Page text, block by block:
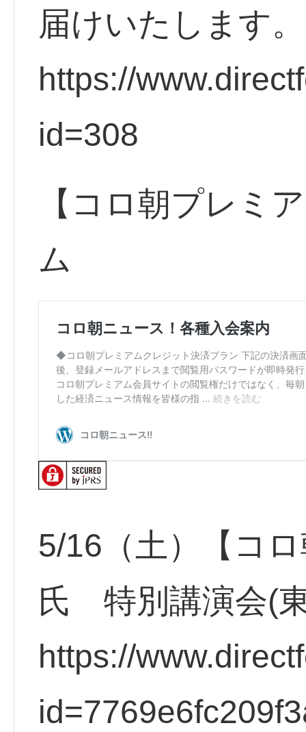
届けいたします。
https://
id=308
【コロ朝プレミ
ム
5/16（土）【コ
氏 特別講演会(
https://